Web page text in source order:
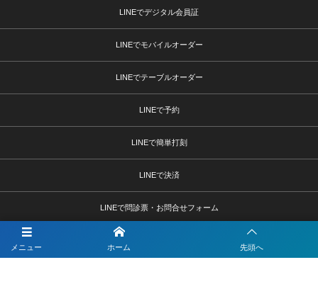
メニュー ホーム 先頭へ
LINEでデジタル会員証
LINEでモバイルオーダー
LINEでテーブルオーダー
LINEで予約
LINEで簡単打刻
LINEで決済
LINEで問診票・お問合せフォーム